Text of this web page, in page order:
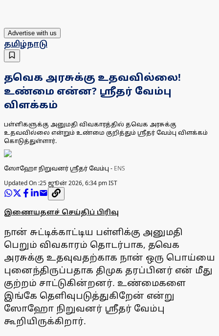
Advertise with us
தமிழ்நாடு
தவெக அரசுக்கு உதவவில்லை!
உண்மை என்ன? ஸ்ரீதர் வேம்பு
விளக்கம்
பள்ளிகளுக்கு அனுமதி விவகாரத்தில் தவெக அரசுக்கு
உதவவில்லை என்றும் உண்மை குறித்தும் ஸ்ரீதர் வேம்பு விளக்கம்
கொடுத்துள்ளார்.
ஸோஹோ நிறுவனர் ஸ்ரீதர் வேம்பு - ENS
Updated On :25 ஜூன் 2026, 6:34 pm IST
இணையதளச் செய்திப் பிரிவு
நான் சுட்டிக்காட்டிய பள்ளிக்கு அனுமதி
பெறும் விவகாரம் தொடர்பாக, தவெக
அரசுக்கு உதவுவதற்காக நான் ஒரு பொய்யை
புனைந்திருப்பதாக திமுக தரப்பினர் என் மீது
குற்றம் சாட்டுகின்றனர். உண்மைகளை
இங்கே தெளிவுபடுத்துகிறேன் என்று
ஸோஹோ நிறுவனர் ஸ்ரீதர் வேம்பு
கூறியிருக்கிறார்.